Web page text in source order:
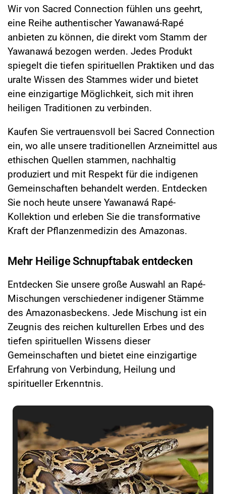
Wir von Sacred Connection fühlen uns geehrt,
eine Reihe authentischer Yawanawá-Rapé
anbieten zu können, die direkt vom Stamm der
Yawanawá bezogen werden. Jedes Produkt
spiegelt die tiefen spirituellen Praktiken und das
uralte Wissen des Stammes wider und bietet
eine einzigartige Möglichkeit, sich mit ihren
heiligen Traditionen zu verbinden.
Kaufen Sie vertrauensvoll bei Sacred Connection
ein, wo alle unsere traditionellen Arzneimittel aus
ethischen Quellen stammen, nachhaltig
produziert und mit Respekt für die indigenen
Gemeinschaften behandelt werden. Entdecken
Sie noch heute unsere Yawanawá Rapé-
Kollektion und erleben Sie die transformative
Kraft der Pflanzenmedizin des Amazonas.
Mehr Heilige Schnupftabak entdecken
Entdecken Sie unsere große Auswahl an Rapé-
Mischungen verschiedener indigener Stämme
des Amazonasbeckens. Jede Mischung ist ein
Zeugnis des reichen kulturellen Erbes und des
tiefen spirituellen Wissens dieser
Gemeinschaften und bietet eine einzigartige
Erfahrung von Verbindung, Heilung und
spiritueller Erkenntnis.